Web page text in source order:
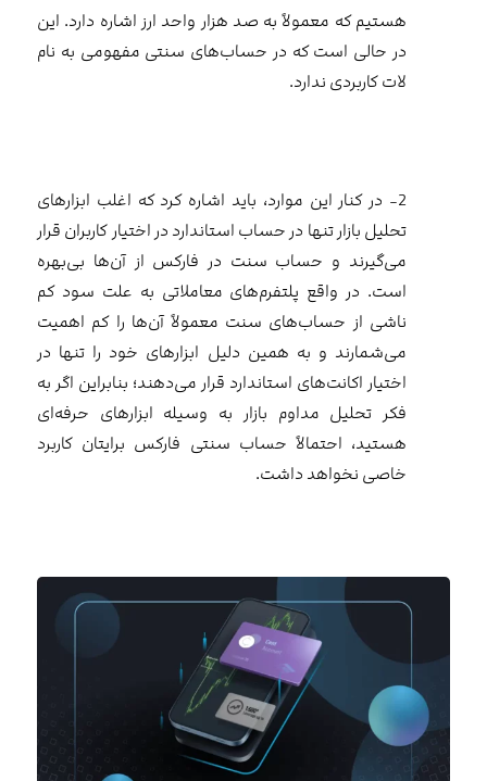
هستیم که معمولاً به صد هزار واحد ارز اشاره دارد. این
در حالی است که در حساب‌های سنتی مفهومی به نام
لات کاربردی ندارد.
2- در کنار این موارد، باید اشاره کرد که اغلب ابزارهای
تحلیل بازار تنها در حساب استاندارد در اختیار کاربران قرار
می‌گیرند و حساب سنت در فارکس از آن‌ها بی‌بهره
است. در واقع پلتفرم‌های معاملاتی به علت سود کم
ناشی از حساب‌های سنت معمولاً آن‌ها را کم اهمیت
می‌شمارند و به همین دلیل ابزارهای خود را تنها در
اختیار اکانت‌های استاندارد قرار می‌دهند؛ بنابراین اگر به
فکر تحلیل مداوم بازار به وسیله ابزارهای حرفه‌ای
هستید، احتمالاً حساب سنتی فارکس برایتان کاربرد
خاصی نخواهد داشت.